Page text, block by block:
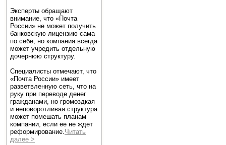
Эксперты обращают
внимание, что «Почта
России» не может получить
банковскую лицензию сама
по себе, но компания всегда
может учредить отдельную
дочернюю структуру.
Специалисты отмечают, что
«Почта России» имеет
разветвленную сеть, что на
руку при переводе денег
гражданами, но громоздкая
и неповоротливая структура
может помешать планам
компании, если ее не ждет
реформирование.Читать
далее >